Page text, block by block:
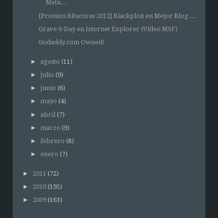
Meta...
[Premios Bitacoras 2012] Blackploit en Mejor Blog ...
Grave 0-Day en Internet Explorer (Vídeo MSF)
Godaddy.com Owned!
► agosto (11)
► julio (9)
► junio (6)
► mayo (4)
► abril (7)
► marzo (9)
► febrero (8)
► enero (7)
► 2011 (72)
► 2010 (195)
► 2009 (163)